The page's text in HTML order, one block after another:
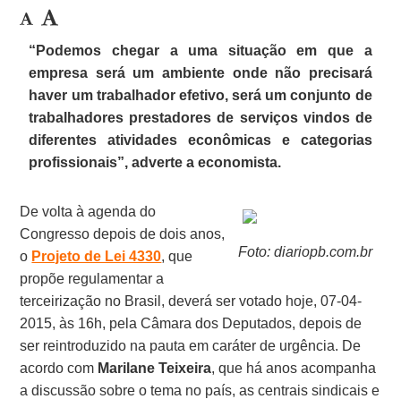
“Podemos chegar a uma situação em que a
empresa será um ambiente onde não precisará
haver um trabalhador efetivo, será um conjunto de
trabalhadores prestadores de serviços vindos de
diferentes atividades econômicas e categorias
profissionais”, adverte a economista.
Foto: diariopb.com.br
De volta à agenda do
Congresso depois de dois anos,
o Projeto de Lei 4330, que
propõe regulamentar a
terceirização no Brasil, deverá ser votado hoje, 07-04-
2015, às 16h, pela Câmara dos Deputados, depois de
ser reintroduzido na pauta em caráter de urgência. De
acordo com Marilane Teixeira, que há anos acompanha
a discussão sobre o tema no país, as centrais sindicais e